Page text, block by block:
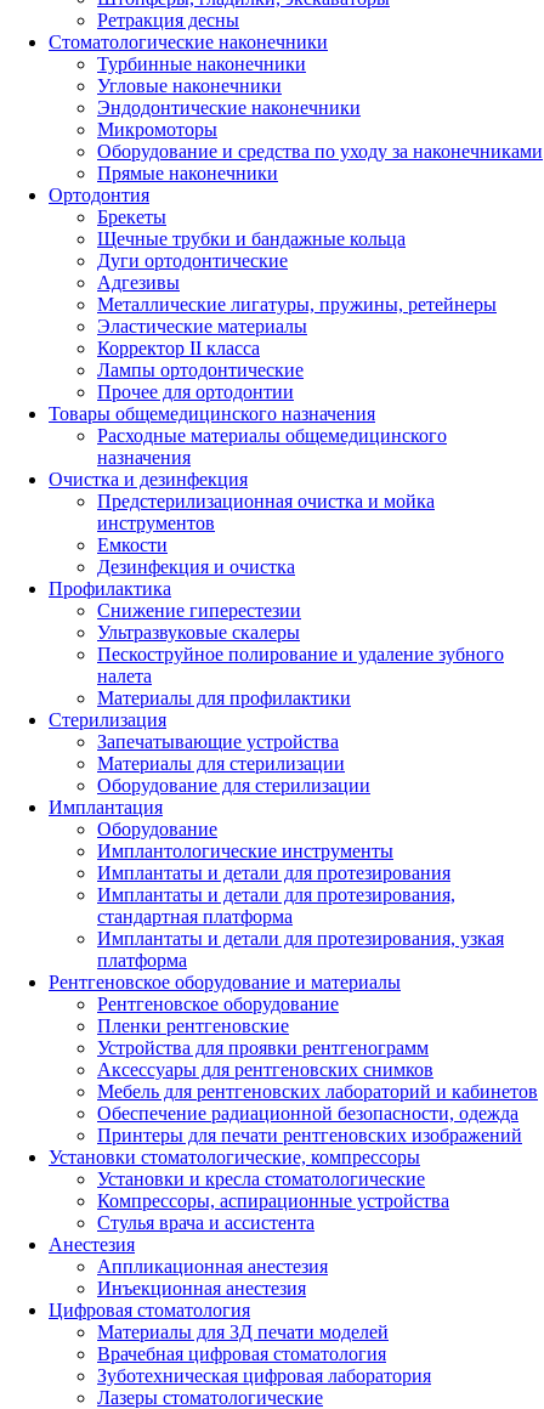
Ретракция десны
Стоматологические наконечники
Турбинные наконечники
Угловые наконечники
Эндодонтические наконечники
Микромоторы
Оборудование и средства по уходу за наконечниками
Прямые наконечники
Ортодонтия
Брекеты
Щечные трубки и бандажные кольца
Дуги ортодонтические
Адгезивы
Металлические лигатуры, пружины, ретейнеры
Эластические материалы
Корректор II класса
Лампы ортодонтические
Прочее для ортодонтии
Товары общемедицинского назначения
Расходные материалы общемедицинского
назначения
Очистка и дезинфекция
Предстерилизационная очистка и мойка
инструментов
Емкости
Дезинфекция и очистка
Профилактика
Снижение гиперестезии
Ультразвуковые скалеры
Пескоструйное полирование и удаление зубного
налета
Материалы для профилактики
Стерилизация
Запечатывающие устройства
Материалы для стерилизации
Оборудование для стерилизации
Имплантация
Оборудование
Имплантологические инструменты
Имплантаты и детали для протезирования
Имплантаты и детали для протезирования,
стандартная платформа
Имплантаты и детали для протезирования, узкая
платформа
Рентгеновское оборудование и материалы
Рентгеновское оборудование
Пленки рентгеновские
Устройства для проявки рентгенограмм
Аксессуары для рентгеновских снимков
Мебель для рентгеновских лабораторий и кабинетов
Обеспечение радиационной безопасности, одежда
Принтеры для печати рентгеновских изображений
Установки стоматологические, компрессоры
Установки и кресла стоматологические
Компрессоры, аспирационные устройства
Стулья врача и ассистента
Анестезия
Аппликационная анестезия
Инъекционная анестезия
Цифровая стоматология
Материалы для 3Д печати моделей
Врачебная цифровая стоматология
Зуботехническая цифровая лаборатория
Лазеры стоматологические